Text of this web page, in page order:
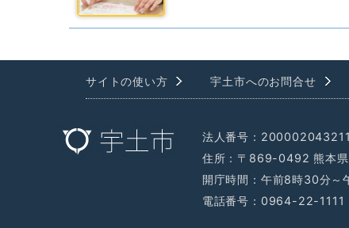
サイトの使い方 宇土市へのお問合せ
法人番号：
住所：〒869-0492 熊本県
開庁時間：午前8時30分～
電話番号：0964-22-1111